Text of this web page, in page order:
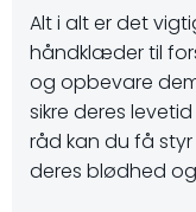
Alt i alt er det
håndklæder til
og opbevare
sikre deres
råd kan du få
deres blødhed